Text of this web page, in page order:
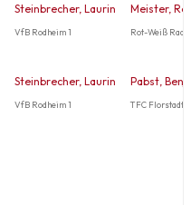
Steinbrecher, Laurin
VfB Rodheim 1
Meister,
Rot-Weiß
Steinbrecher, Laurin
VfB Rodheim 1
Pabst,
TFC Florstadt 2